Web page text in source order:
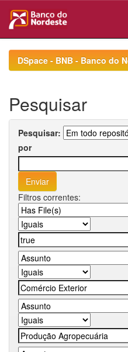
navigationDSpace - BNB - Banco do
Pesquisar
Pesquisar:
por
Filtros correntes: